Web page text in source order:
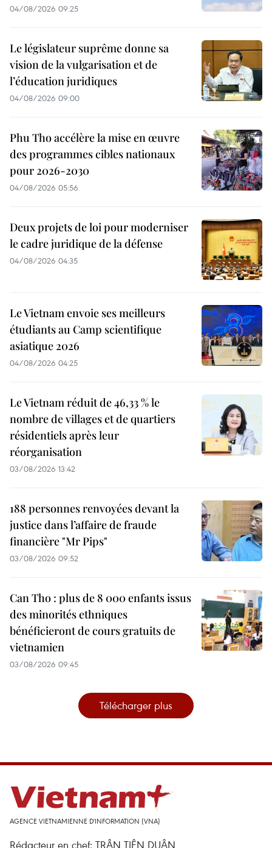
04/08/2026 09:25
Le législateur suprême donne sa
vision de la vulgarisation et de
l’éducation juridiques
04/08/2026 09:00
Phu Tho accélère la mise en œuvre
des programmes cibles nationaux
pour 2026-2030
04/08/2026 05:56
Deux projets de loi pour moderniser
le cadre juridique de la défense
04/08/2026 04:35
Le Vietnam envoie ses meilleurs
étudiants au Camp scientifique
asiatique 2026
04/08/2026 04:25
Le Vietnam réduit de 46,33 % le
nombre de villages et de quartiers
résidentiels après leur
réorganisation
03/08/2026 13:42
188 personnes renvoyées devant la
justice dans l’affaire de fraude
financière "Mr Pips"
03/08/2026 09:52
Can Tho : plus de 8 000 enfants issus
des minorités ethniques
bénéficieront de cours gratuits de
vietnamien
03/08/2026 09:45
Télécharger plus
AGENCE VIETNAMIENNE D'INFORMATION (VNA)
Rédacteur en chef: TRÂN TIÊN DUÂN